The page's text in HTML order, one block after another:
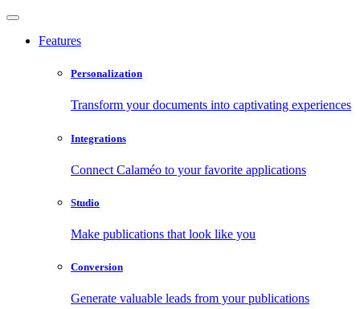
Features
Personalization
Transform your documents into captivating experiences
Integrations
Connect Calaméo to your favorite applications
Studio
Make publications that look like you
Conversion
Generate valuable leads from your publications